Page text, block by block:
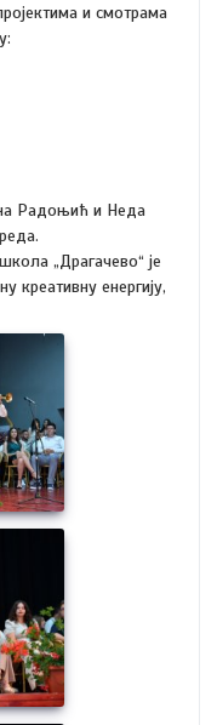
и смотрама
Радоњић и Неда
„Драгачево“ је
креативну енергију,